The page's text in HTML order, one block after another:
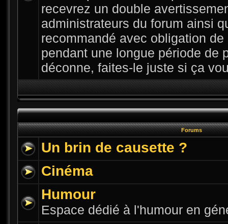
recevrez un double
administrateurs du forum ainsi
recommandé avec obligation
pendant une longue période de
déconne, faites-le juste si ça
Forums
Un brin de causette ?
Cinéma
Humour
Espace dédié à l'humour en